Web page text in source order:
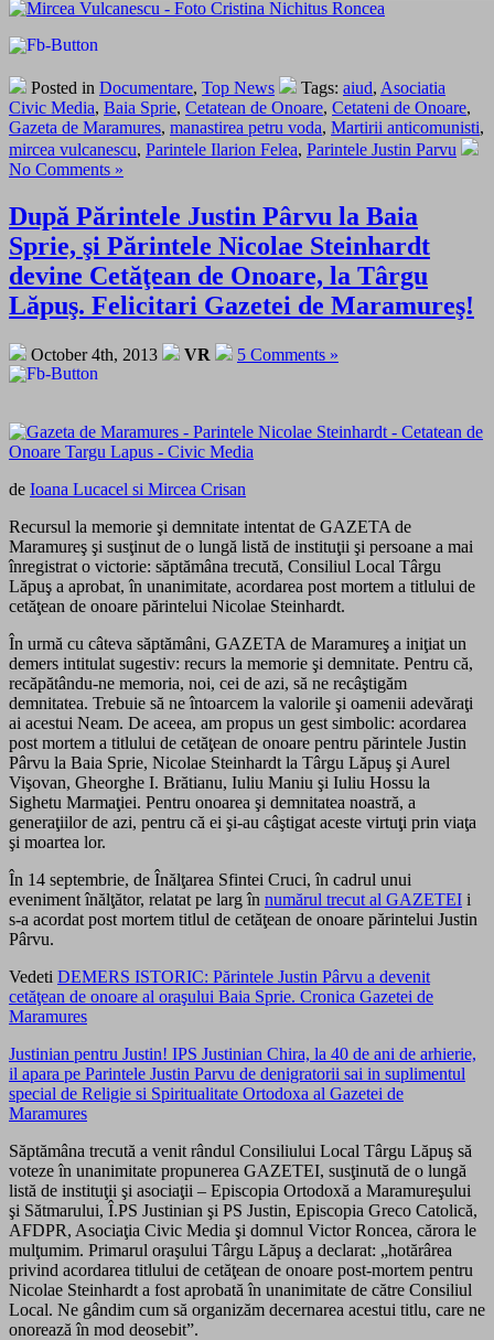
Posted in Documentare, Top News Tags: aiud, Asociatia
Civic Media, Baia Sprie, Cetatean de Onoare, Cetateni de Onoare,
Gazeta de Maramures, manastirea petru voda, Martirii anticomunisti,
mircea vulcanescu, Parintele Ilarion Felea, Parintele Justin Parvu
No Comments »
După Părintele Justin Pârvu la Baia
Sprie, şi Părintele Nicolae Steinhardt
devine Cetăţean de Onoare, la Târgu
Lăpuş. Felicitari Gazetei de Maramureş!
October 4th, 2013 VR 5 Comments »
de Ioana Lucacel si Mircea Crisan
Recursul la memorie şi demnitate intentat de GAZETA de
Maramureş şi susţinut de o lungă listă de instituţii şi persoane a mai
înregistrat o victorie: săptămâna trecută, Consiliul Local Târgu
Lăpuş a aprobat, în unanimitate, acordarea post mortem a titlului de
cetăţean de onoare părintelui Nicolae Steinhardt.
În urmă cu câteva săptămâni, GAZETA de Maramureş a iniţiat un
demers intitulat sugestiv: recurs la memorie şi demnitate. Pentru că,
recăpătându-ne memoria, noi, cei de azi, să ne recâştigăm
demnitatea. Trebuie să ne întoarcem la valorile şi oamenii adevăraţi
ai acestui Neam. De aceea, am propus un gest simbolic: acordarea
post mortem a titlului de cetăţean de onoare pentru părintele Justin
Pârvu la Baia Sprie, Nicolae Steinhardt la Târgu Lăpuş şi Aurel
Vişovan, Gheorghe I. Brătianu, Iuliu Maniu şi Iuliu Hossu la
Sighetu Marmaţiei. Pentru onoarea şi demnitatea noastră, a
generaţiilor de azi, pentru că ei şi-au câştigat aceste virtuţi prin viaţa
şi moartea lor.
În 14 septembrie, de Înălţarea Sfintei Cruci, în cadrul unui
eveniment înălţător, relatat pe larg în numărul trecut al GAZETEI i
s-a acordat post mortem titlul de cetăţean de onoare părintelui Justin
Pârvu.
Vedeti DEMERS ISTORIC: Părintele Justin Pârvu a devenit
cetăţean de onoare al oraşului Baia Sprie. Cronica Gazetei de
Maramures
Justinian pentru Justin! IPS Justinian Chira, la 40 de ani de arhierie,
il apara pe Parintele Justin Parvu de denigratorii sai in suplimentul
special de Religie si Spiritualitate Ortodoxa al Gazetei de
Maramures
Săptămâna trecută a venit rândul Consiliului Local Târgu Lăpuş să
voteze în unanimitate propunerea GAZETEI, susţinută de o lungă
listă de instituţii şi asociaţii – Episcopia Ortodoxă a Maramureşului
şi Sătmarului, Î.PS Justinian şi PS Justin, Episcopia Greco Catolică,
AFDPR, Asociaţia Civic Media şi domnul Victor Roncea, cărora le
mulţumim. Primarul oraşului Târgu Lăpuş a declarat: „hotărârea
privind acordarea titlului de cetăţean de onoare post-mortem pentru
Nicolae Steinhardt a fost aprobată în unanimitate de către Consiliul
Local. Ne gândim cum să organizăm decernarea acestui titlu, care ne
onorează în mod deosebit”.